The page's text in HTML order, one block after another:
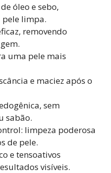
óleo e sebo,
limpa.
removendo
uma pele mais
e maciez após o
sem
sabão.
limpeza poderosa
de pele.
e tensoativos
visíveis.